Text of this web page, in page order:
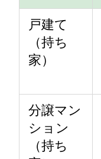
戸建て
（持ち
家）
分譲マン
ション
（持ち